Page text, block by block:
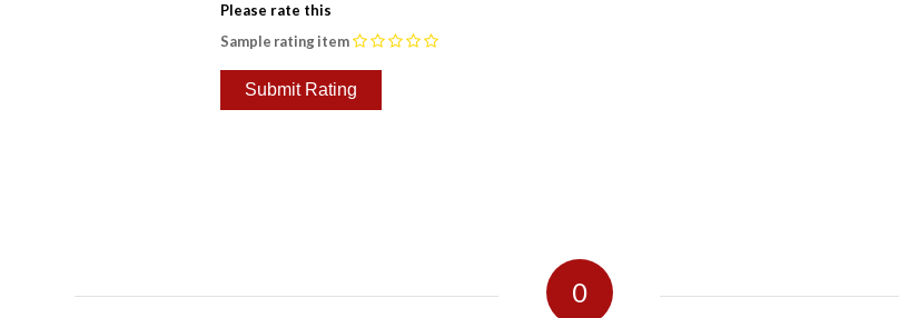
Please rate this
Sample rating item
0